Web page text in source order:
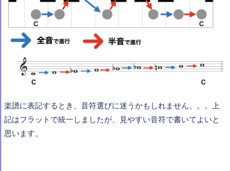
楽譜に表記するとき、音符選びに迷うかもしれません。。。上
記はフラットで統一しましたが、見やすい音符で書いてよいと
思います。